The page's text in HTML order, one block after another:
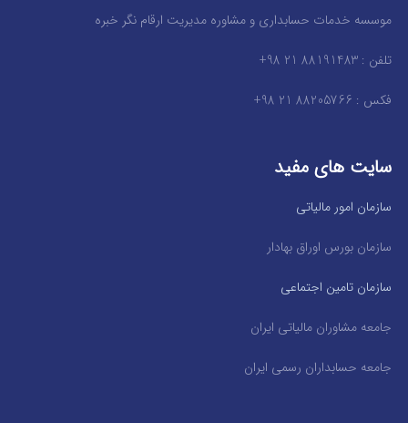
موسسه خدمات حسابداری و مشاوره مدیریت ارقام نگر خبره
تلفن : 88191483 21 98+
فکس : 88205766 21 98+
سایت های مفید
سازمان امور مالیاتی
سازمان بورس اوراق بهادار
سازمان تامین اجتماعی
جامعه مشاوران مالیاتی ایران
جامعه حسابداران رسمی ایران